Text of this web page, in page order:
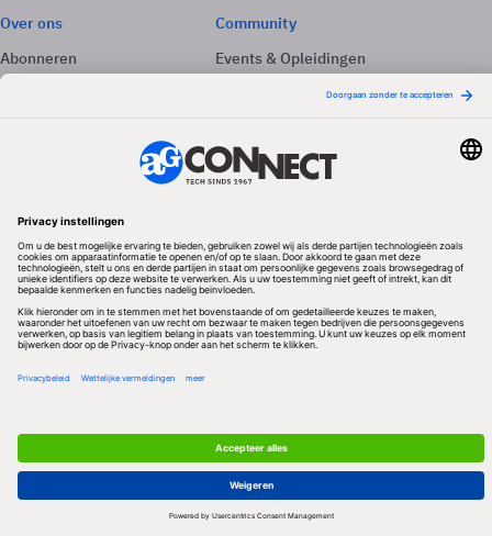
Over ons
Abonneren
Adverteren
Community
Events & Opleidingen
Volg ons
Redactionele partner
Algemene Voorwaarden & Copyrights